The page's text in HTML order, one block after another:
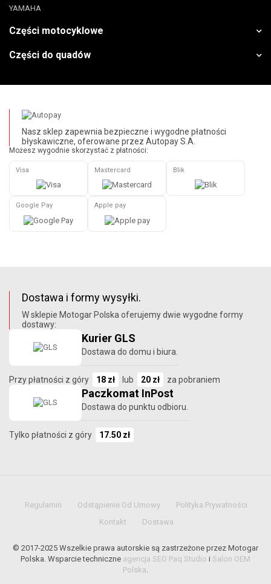
YAMAHA
Części motocyklowe
Części do quadów
Nasz sklep zapewnia bezpieczne i wygodne płatności
błyskawiczne, oferowane przez Autopay S.A.
Możesz wygodnie skorzystać z płatności:
Visa Mastercard Blik
Google Pay Apple pay
Dostawa i formy wysyłki.
W sklepie Motogar Polska oferujemy dwie wygodne formy
dostawy:
Kurier GLS
Dostawa do domu i biura.
Przy płatności z góry 18 zł lub 20 zł za pobraniem
Paczkomat InPost
Dostawa do punktu odbioru.
Tylko płatności z góry 17.50 zł
Regulamin Odstąpienie Od Umowy
Polityka Prywatności
Kontakt
Dostawa
© 2017-2025 Wszelkie prawa autorskie są zastrzeżone przez Motogar
Polska. Wsparcie techniczne agencja SEO Paq Studio i Salon OEM
Polska